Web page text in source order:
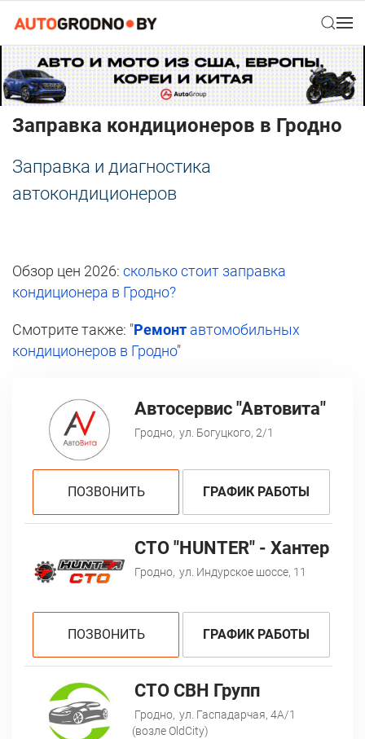
Заправка кондиционеров в Гродно
Заправка и диагностика
автокондиционеров
Обзор цен 2026: сколько стоит заправка
кондиционера в Гродно?
Смотрите также: "Ремонт автомобильных
кондиционеров в Гродно"
Автосервис "Автовита"
Гродно, ул. Богуцкого, 2/1
ПОЗВОНИТЬ ГРАФИК РАБОТЫ
СТО "HUNTER" - Хантер
Гродно, ул. Индурское шоссе, 11
ПОЗВОНИТЬ ГРАФИК РАБОТЫ
CTO СВН Групп
Гродно, ул. Гаспадарчая, 4А/1
(возле OldCity)